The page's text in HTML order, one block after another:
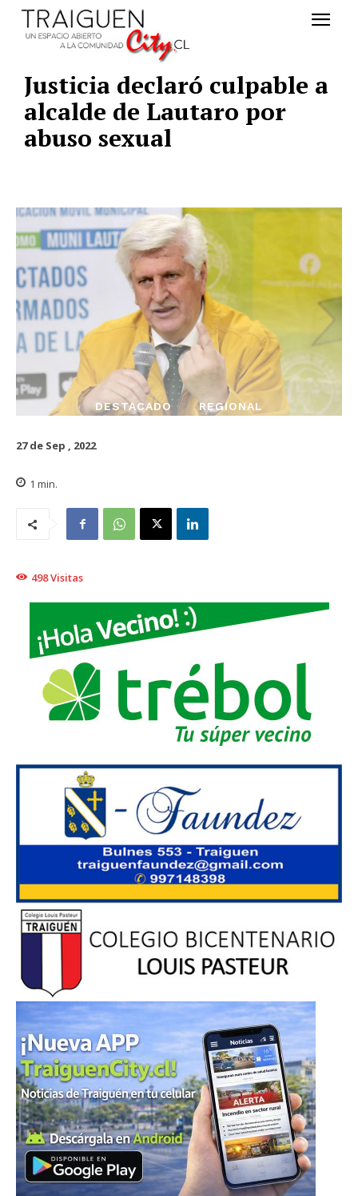
Justicia declaró culpable a
alcalde de Lautaro por
abuso sexual
DESTACADO REGIONAL
27 de Sep , 2022
1 min.
498Visitas